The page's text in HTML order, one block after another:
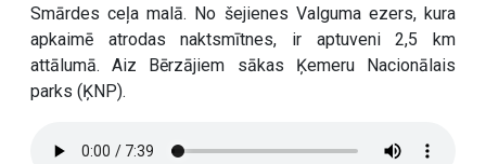
Smārdes ceļa malā. No šejienes Valguma ezers, kura
apkaimē atrodas naktsmītnes, ir aptuveni 2,5 km
attālumā. Aiz Bērzājiem sākas Ķemeru Nacionālais
parks (ĶNP).